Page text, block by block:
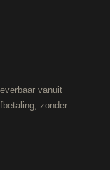
vanuit
zonder